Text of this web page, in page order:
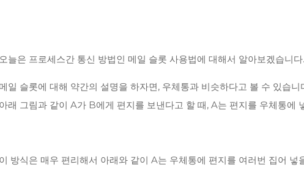
오늘은 프로세스간 통신 방법인 메일 슬롯 사용법에 대해서 알아보겠습니다.
메일 슬롯에 대해 약간의 설명을 하자면, 우체통과 비슷하다고 볼 수 있습니
아래 그림과 같이 A가 B에게 편지를 보낸다고 할 때, A는 편지를 우체통에
이 방식은 매우 편리해서 아래와 같이 A는 우체통에 편지를 여러번 집어